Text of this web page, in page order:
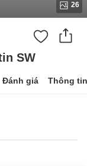
26
SW
Đánh giá Thông